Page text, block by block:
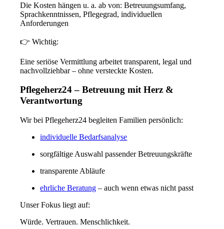
Die Kosten hängen u. a. ab von:Betreuungsumfang,
Sprachkenntnissen,Pflegegrad,individuellen
Anforderungen
👉 Wichtig:
Eine seriöse Vermittlung arbeitettransparent, legal und
nachvollziehbar– ohne versteckte Kosten.
Pflegeherz24 – Betreuung mit Herz &
Verantwortung
Wir beiPflegeherz24 begleiten Familien persönlich:
individuelle Bedarfsanalyse
sorgfältige Auswahl passender Betreuungskräfte
transparente Abläufe
ehrliche Beratung – auch wenn etwasnicht passt
Unser Fokus liegt auf:
Würde. Vertrauen. Menschlichkeit.